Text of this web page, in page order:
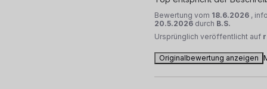
Bewertung vom 18.6.2026 ,
20.5.2026 durch B.S.
Ursprünglich veröffentlicht auf
Originalbewertung anzeigen